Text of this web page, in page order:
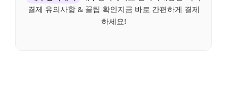
결제 유의사항 & 꿀팁 확인지금 바로 간편하게 결제
하세요!